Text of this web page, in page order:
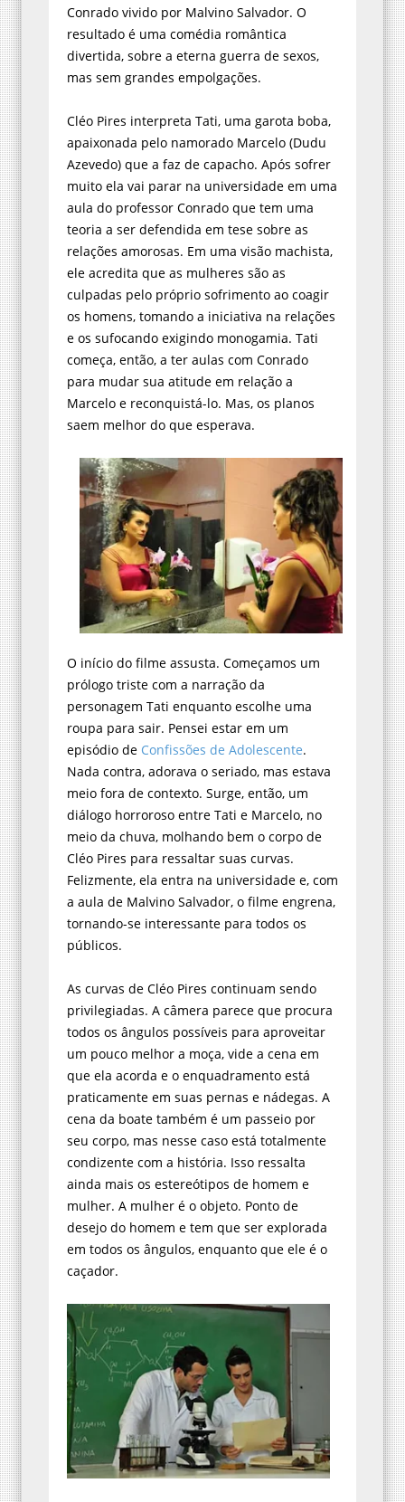
Conrado vivido por Malvino Salvador. O
resultado é uma comédia romântica
divertida, sobre a eterna guerra de sexos,
mas sem grandes empolgações.
Cléo Pires interpreta Tati, uma garota boba,
apaixonada pelo namorado Marcelo (Dudu
Azevedo) que a faz de capacho. Após sofrer
muito ela vai parar na universidade em uma
aula do professor Conrado que tem uma
teoria a ser defendida em tese sobre as
relações amorosas. Em uma visão machista,
ele acredita que as mulheres são as
culpadas pelo próprio sofrimento ao coagir
os homens, tomando a iniciativa na relações
e os sufocando exigindo monogamia. Tati
começa, então, a ter aulas com Conrado
para mudar sua atitude em relação a
Marcelo e reconquistá-lo. Mas, os planos
saem melhor do que esperava.
O início do filme assusta. Começamos um
prólogo triste com a narração da
personagem Tati enquanto escolhe uma
roupa para sair. Pensei estar em um
episódio de Confissões de Adolescente.
Nada contra, adorava o seriado, mas estava
meio fora de contexto. Surge, então, um
diálogo horroroso entre Tati e Marcelo, no
meio da chuva, molhando bem o corpo de
Cléo Pires para ressaltar suas curvas.
Felizmente, ela entra na universidade e, com
a aula de Malvino Salvador, o filme engrena,
tornando-se interessante para todos os
públicos.
As curvas de Cléo Pires continuam sendo
privilegiadas. A câmera parece que procura
todos os ângulos possíveis para aproveitar
um pouco melhor a moça, vide a cena em
que ela acorda e o enquadramento está
praticamente em suas pernas e nádegas. A
cena da boate também é um passeio por
seu corpo, mas nesse caso está totalmente
condizente com a história. Isso ressalta
ainda mais os estereótipos de homem e
mulher. A mulher é o objeto. Ponto de
desejo do homem e tem que ser explorada
em todos os ângulos, enquanto que ele é o
caçador.